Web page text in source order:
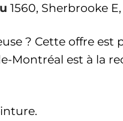
1560, Sherbrooke
? Cette offre est
Montréal est à